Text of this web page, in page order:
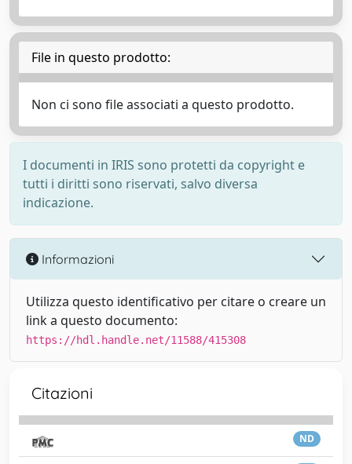
File in questo prodotto:
Non ci sono file associati a questo prodotto.
I documenti in IRIS sono protetti da copyright e
tutti i diritti sono riservati, salvo diversa
indicazione.
Informazioni
Utilizza questo identificativo per citare o creare un
link a questo documento:
https://hdl.handle.net/11588/415308
Citazioni
ND